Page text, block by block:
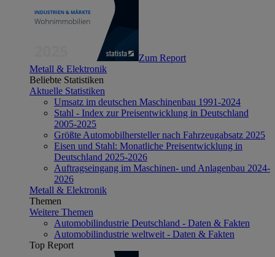
Zum Report
Metall & Elektronik
Beliebte Statistiken
Aktuelle Statistiken
Umsatz im deutschen Maschinenbau 1991-2024
Stahl - Index zur Preisentwicklung in Deutschland
2005-2025
Größte Automobilhersteller nach Fahrzeugabsatz 2025
Eisen und Stahl: Monatliche Preisentwicklung in
Deutschland 2025-2026
Auftragseingang im Maschinen- und Anlagenbau 2024-
2026
Metall & Elektronik
Themen
Weitere Themen
Automobilindustrie Deutschland - Daten & Fakten
Automobilindustrie weltweit - Daten & Fakten
Top Report